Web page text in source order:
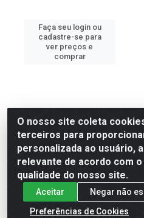
Faça seu login ou
cadastre-se para
ver preços e
comprar
O nosso site coleta
terceiros para
personalizada ao usuário,
relevante de acordo com
qualidade do nosso site.
Aceitar
Negar não
Preferências de Cookies